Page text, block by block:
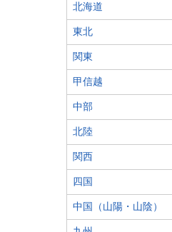
北海道
東北
関東
甲信越
中部
北陸
関西
四国
中国（山陽・山陰）